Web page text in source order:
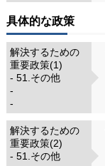
具体的な政策
解決するための
重要政策(1)
- 51.その他
-
-
解決するための
重要政策(2)
- 51.その他